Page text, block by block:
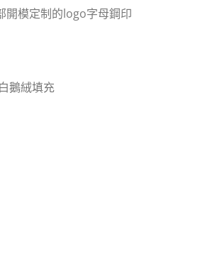
開模定制的logo字母鋼印
鵝絨填充